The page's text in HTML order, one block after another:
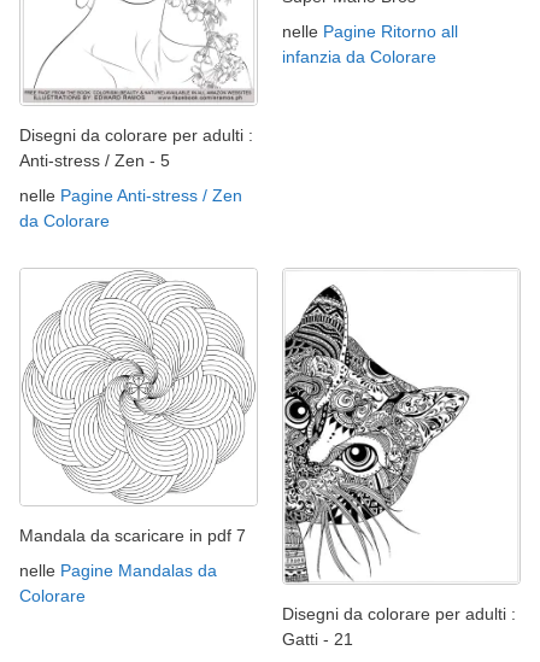
Disegni da colorare per adulti :
Anti-stress / Zen - 5
nelle Pagine Anti-stress / Zen
da Colorare
nelle Pagine Ritorno all
infanzia da Colorare
Mandala da scaricare in pdf 7
nelle Pagine Mandalas da
Colorare
Disegni da colorare per adulti :
Gatti - 21